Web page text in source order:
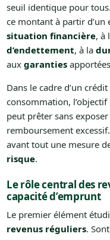
seuil identique pour
ce montant à partir d’un
situation financière, à
d’endettement, à la
aux garanties
Dans le cadre d’un
consommation,
peut prêter sans
remboursement
avant tout une mesure
risque.
Le rôle central des
capacité d’emprunt
Le premier élément
revenus réguliers.